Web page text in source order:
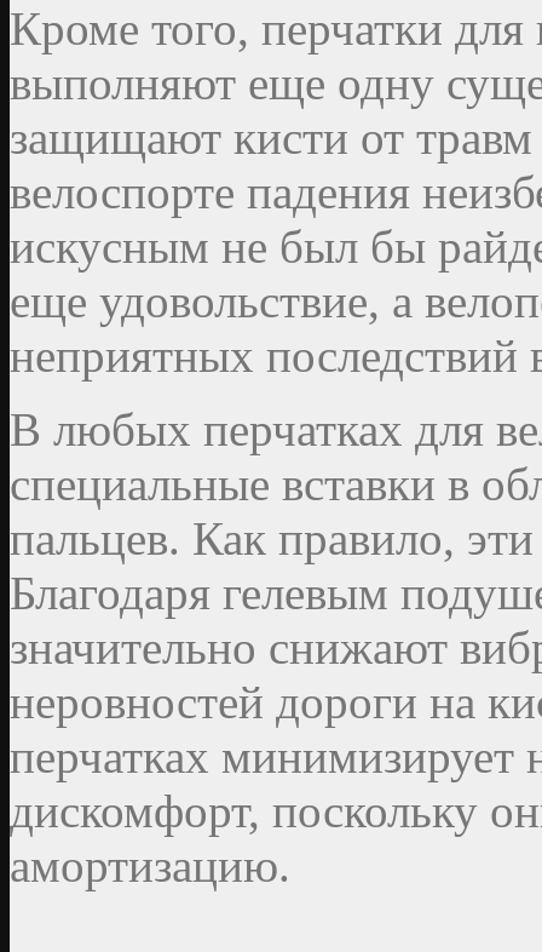
Кроме того, перчатки
выполняют еще одну
защищают кисти от
велоспорте падения
искусным не был бы
еще удовольствие, а
неприятных последствий
В любых перчатках для
специальные вставки в
пальцев. Как правило,
Благодаря гелевым
значительно снижают
неровностей дороги на
перчатках
дискомфорт, поскольку
амортизацию.